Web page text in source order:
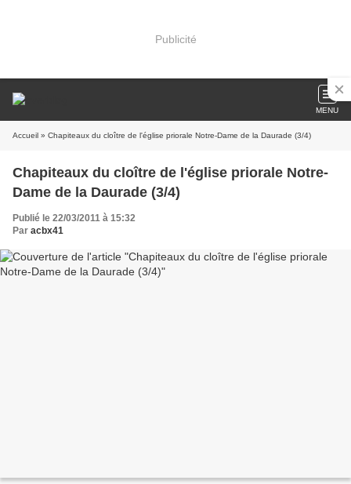
Publicité
MENU
Accueil » Chapiteaux du cloître de l'église priorale Notre-Dame de la Daurade (3/4)
Chapiteaux du cloître de l'église priorale Notre-
Dame de la Daurade (3/4)
Publié le 22/03/2011 à 15:32
Par acbx41